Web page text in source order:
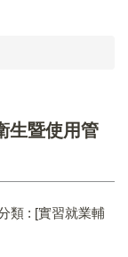
生暨使用管
類 : [實習就業輔